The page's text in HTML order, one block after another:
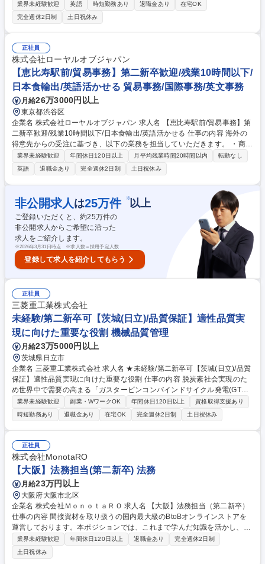
単なる運用保守に留まらず、現地の業務をITで変革する「社内コンサルタ
ント」としての役割を担っていただきます。 ■海外拠点への共通ソフトウ
ェアの導入・展開■クラウドサービスの活用と推進■グローバルベースでの
IT運用設計 【この仕事の魅力】●希望と適性があれば1-2年後には海外トレ
ーニーで海外勤務経験可能●IT×語学力という経験を積むことが可能なため
今後のグローバル人材としてのキャリアアップ可能●フレックス/在宅勤務
などライフスタイルにあった働き方も可能 募集職種 【IT部/社内SE (グロ
ーバル担当)】第二新卒歓迎/海外拠点のIT支援
業界未経験歓迎 英語 時短勤務あり 退職金あり
在宅OK
完全週休2日制
土日祝休み
正社員
株式会社ローヤルオブジャパン
【恵比寿駅前/貿易事務】第二新卒歓迎/残業10時間以下/
日本食輸出/英語活かせる 貿易事務/国際事務/英文事務
月給26万3000円以上
東京都渋谷区
企業名 株式会社ローヤルオブジャパン 求人名 【恵比寿駅前/貿易事務】第
二新卒歓迎/残業10時間以下/日本食輸出/英語活かせる 仕事の内容 海外の
得意先からの受注に基づき、以下の業務を担当していただきます。 ・商品
(調味料・飲料・麺・菓子等の加工食品)の調達・出荷・納品に関する管理
業務 ・輸出に必要な書類の作成（専用貿易システム使用） ・輸送・通関
手配、納期・数量調整などのコーディネーション業務 ・海外顧客や仕入先
とのメールおよび電話対応（英語使用あり） ・社内各部門・物流業者との
連携業務 ・その他、部門内での事務サポート業務全般 募集職種 【恵比寿
駅前/貿易事務】第二新卒歓迎/残業10時間以下/日本食輸出/英語活かせる
業界未経験歓迎 年間休日120日以上 月平均残業時間20時間以内
転勤なし
英語
退職金あり 完全週休2日制 土日祝休み
非公開求人 は25万件 ※以上
ご登録いただくと、約25万件の
非公開求人からご希望に沿った
求人をご紹介します。
※2026年3月31日時点 ※求人数＝採用予定人数
登録して求人を紹介してもらう
正社員
三菱重工業株式会社
未経験/第二新卒可【茨城(日立)/品質保証】適性品質実
現に向けた重要な役割 機械品質管理
月給23万5000円以上
茨城県日立市
企業名 三菱重工業株式会社 求人名 ★未経験/第二新卒可【茨城(日立)/品質
保証】適性品質実現に向けた重要な役割 仕事の内容 脱炭素社会実現のた
め世界中で需要の高まる「ガスタービンコンバインドサイクル発電(GTC
C)」に用いる巨大機器「タービン」の製品検査を含む、品質保証業務およ
び品質保証計画の策定などをお任せします。 【詳細】火力/原子力発電所
向けの蒸気/ガスタービンに使用する購入品の検査(製造プロセスへの立会
い含む)やタービン本体の品質管理、非破壊検査(設計通りであることの確
認)をお任せします。また品質保証計画、要領策定業務、不適合対応など
もございます。仕様計画段階から引き渡しまで一貫してモノづくりに携わ
り、品質不良はもちろん過剰品質を目指すでもなく、「適正品質」に向け
て重要な役割を担って頂きます。 募集職種 ★未経験/第二新卒可【茨城(日
立)/品質保証】適性品質実現に向けた重要な役割
業界未経験歓迎 副業・WワークOK 年間休日120日以上
資格取得支援あり
時短勤務あり
退職金あり 在宅OK 完全週休2日制 土日祝休み
正社員
株式会社MonotaRO
【大阪】法務担当(第二新卒) 法務
月給23万円以上
大阪府大阪市北区
企業名 株式会社ＭｏｎｏｔａＲＯ 求人名 【大阪】法務担当（第二新卒）
仕事の内容 間接資材を取り扱うの国内最大級のBtoBオンラインストアを
運営しております。本ポジションでは、これまで学んだ知識を活かし、法
務担当として成長・ご活躍いただける方を募集します。 法務部門にて、以
下いずれかの業務に携わっていただきます。 ・契約書審査（日英）、審査
業務の改善・必要なルールの調査・作成・法的トラブル解決、スキーム検
業界未経験歓迎 年間休日120日以上 退職金あり
完全週休2日制
土日祝休み